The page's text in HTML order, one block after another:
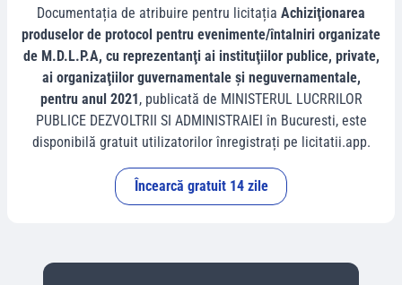
Documentația de atribuire pentru licitația Achiziţionarea
produselor de protocol pentru evenimente/întalniri organizate
de M.D.L.P.A, cu reprezentanţi ai instituţiilor publice, private,
ai organizaţiilor guvernamentale şi neguvernamentale,
pentru anul 2021, publicată de MINISTERUL LUCRRILOR
PUBLICE DEZVOLTRII SI ADMINISTRAIEI în Bucuresti, este
disponibilă gratuit utilizatorilor înregistrați pe licitatii.app.
Încearcă gratuit 14 zile